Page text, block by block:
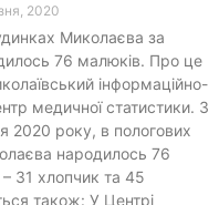
2020
Миколаєва за
76 малюків. Про це
інформаційно-
медичної статистики. З
2020 року, в пологових
народилось 76
31 хлопчик та 45
також: У Центрі